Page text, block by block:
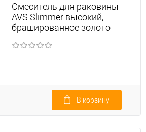
Смеситель для раковины
AVS Slimmer высокий,
брашированное золото
В корзину